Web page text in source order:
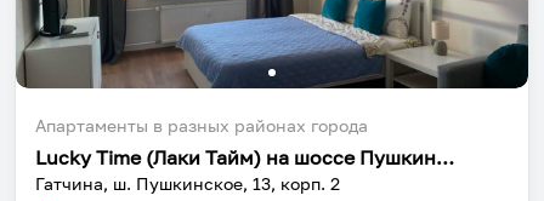
Апартаменты в разных районах города
Lucky Time (Лаки Тайм) на шоссе Пушкинское 13 корпус 2
Гатчина, ш. Пушкинское, 13, корп. 2